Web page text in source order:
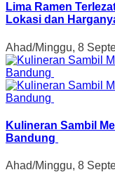
Lima Ramen
Lokasi dan
Ahad/Minggu, 8
Kulineran Sambil
Bandung
Ahad/Minggu, 8